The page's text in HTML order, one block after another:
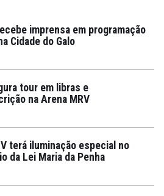
imprensa em programação
Cidade do Galo
tour em libras e
na Arena MRV
terá iluminação especial no
da Lei Maria da Penha